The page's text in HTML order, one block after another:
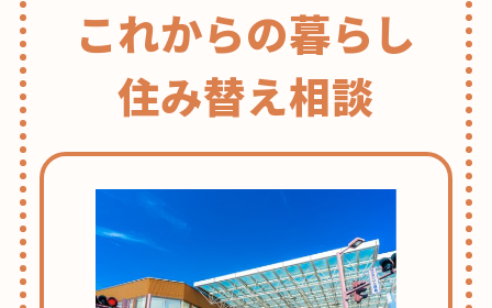
これからの暮らし
住み替え相談